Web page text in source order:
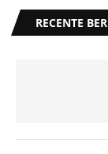
RECENTE